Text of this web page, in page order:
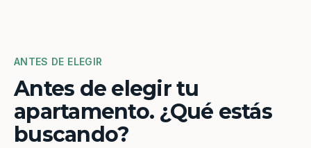
ANTES DE ELEGIR
Antes de elegir tu
apartamento. ¿Qué estás
buscando?